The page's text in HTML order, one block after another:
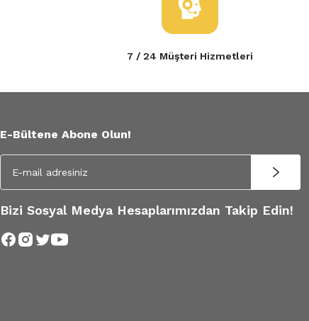
7 / 24 Müşteri Hizmetleri
E-Bültene Abone Olun!
Bizi Sosyal Medya Hesaplarımızdan Takip Edin!